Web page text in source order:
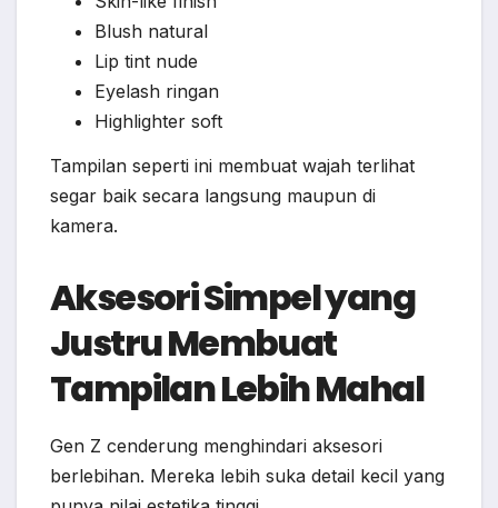
Blush natural
Lip tint nude
Eyelash ringan
Highlighter soft
Tampilan seperti ini membuat wajah terlihat
segar baik secara langsung maupun di
kamera.
Aksesori Simpel yang
Justru Membuat
Tampilan Lebih Mahal
Gen Z cenderung menghindari aksesori
berlebihan. Mereka lebih suka detail kecil yang